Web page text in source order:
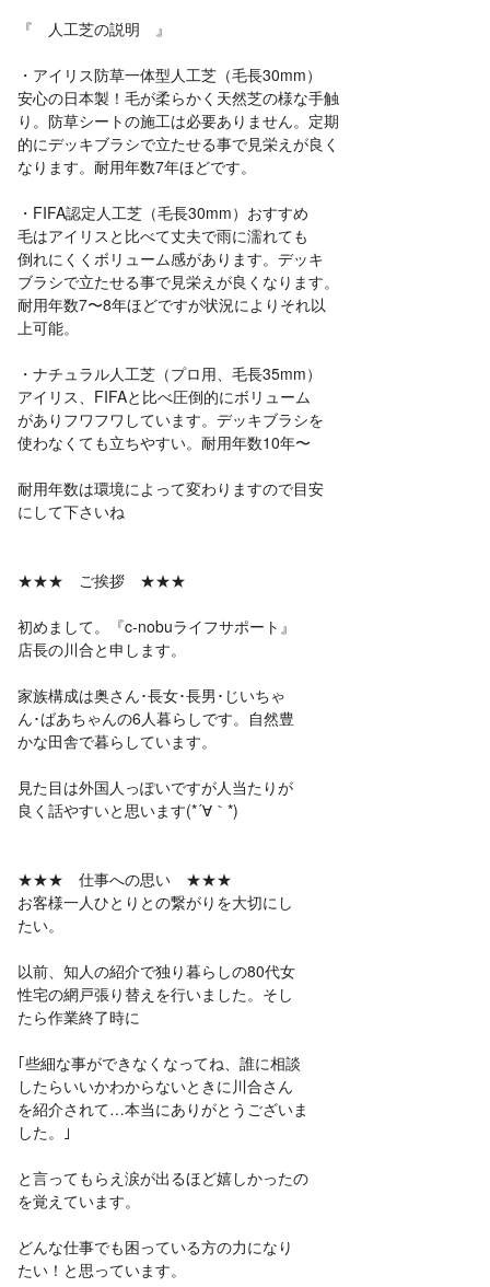
『 人工芝の説明 』
・アイリス防草一体型人工芝（毛長30mm）
安心の日本製！毛が柔らかく天然芝の様な手触
り。防草シートの施工は必要ありません。定期
的にデッキブラシで立たせる事で見栄えが良く
なります。耐用年数7年ほどです。
・FIFA認定人工芝（毛長30mm）おすすめ
毛はアイリスと比べて丈夫で雨に濡れても
倒れにくくボリューム感があります。デッキ
ブラシで立たせる事で見栄えが良くなります。
耐用年数7〜8年ほどですが状況によりそれ以
上可能。
・ナチュラル人工芝（プロ用、毛長35mm）
アイリス、FIFAと比べ圧倒的にボリューム
がありフワフワしています。デッキブラシを
使わなくても立ちやすい。耐用年数10年〜
耐用年数は環境によって変わりますので目安
にして下さいね
★★★ ご挨拶 ★★★
初めまして。『c-nobuライフサポート』
店長の川合と申します。
家族構成は奥さん･長女･長男･じいちゃ
ん･ばあちゃんの6人暮らしです。自然豊
かな田舎で暮らしています。
見た目は外国人っぽいですが人当たりが
良く話やすいと思います(*´∀｀*)
★★★ 仕事への思い ★★★
お客様一人ひとりとの繋がりを大切にし
たい。
以前、知人の紹介で独り暮らしの80代女
性宅の網戸張り替えを行いました。そし
たら作業終了時に
｢些細な事ができなくなってね、誰に相談
したらいいかわからないときに川合さん
を紹介されて…本当にありがとうございま
した。｣
と言ってもらえ涙が出るほど嬉しかったの
を覚えています。
どんな仕事でも困っている方の力になり
たい！と思っています。